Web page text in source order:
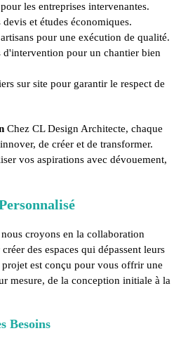
les entreprises intervenantes.
et études économiques.
pour une exécution de qualité.
pour un chantier bien
sur site pour garantir le respect de
Chez CL Design Architecte, chaque
de créer et de transformer.
vos aspirations avec dévouement,
croyons en la collaboration
des espaces qui dépassent leurs
projet est conçu pour vous offrir une
mesure, de la conception initiale à la
Besoins